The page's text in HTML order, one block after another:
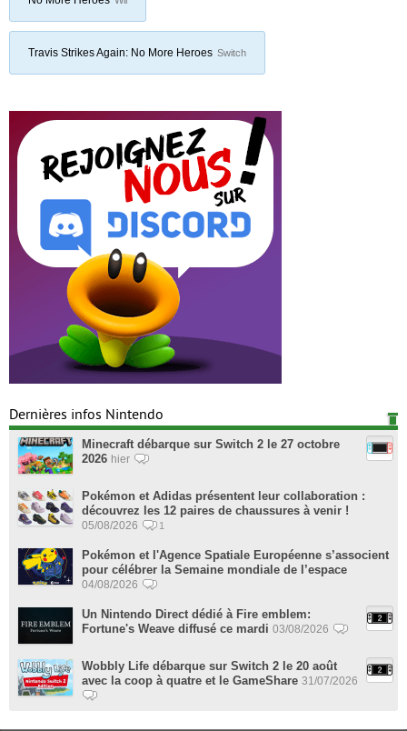
Travis Strikes Again: No More Heroes Switch
Dernières infos Nintendo
Minecraft débarque sur Switch 2 le 27 octobre
2026 hier
Pokémon et Adidas présentent leur collaboration :
découvrez les 12 paires de chaussures à venir !
05/08/2026 1
Pokémon et l'Agence Spatiale Européenne s’associent
pour célébrer la Semaine mondiale de l’espace
04/08/2026
Un Nintendo Direct dédié à Fire emblem:
Fortune's Weave diffusé ce mardi 03/08/2026
Wobbly Life débarque sur Switch 2 le 20 août
avec la coop à quatre et le GameShare 31/07/2026